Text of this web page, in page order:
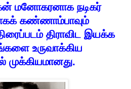
மனோகரனாக நடிகர்
கண்ணாம்பாவும்
திராவிட இயக்க
உருவாக்கிய
முக்கியமானது.